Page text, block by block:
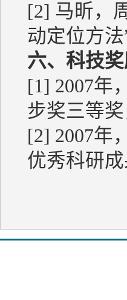
[2] 马昕，
动定位方
六、科技
[1] 2007年
步奖三等
[2] 2007年
优秀科研